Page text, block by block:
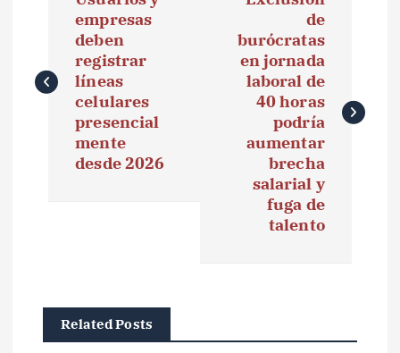
e
n
d
empresas
deben
registrar
líneas
celulares
presencial
mente
desde 2026
de
burócratas
en jornada
laboral de
40 horas
podría
aumentar
brecha
salarial y
fuga de
talento
Related Posts